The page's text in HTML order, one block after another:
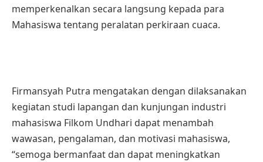
memperkenalkan secara langsung kepada para
Mahasiswa tentang peralatan perkiraan cuaca.
Firmansyah Putra mengatakan dengan dilaksanakan
kegiatan studi lapangan dan kunjungan industri
mahasiswa Filkom Undhari dapat menambah
wawasan, pengalaman, dan motivasi mahasiswa,
“semoga bermanfaat dan dapat meningkatkan